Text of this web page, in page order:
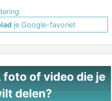
je Google-favoriet
foto of video die je
delen?